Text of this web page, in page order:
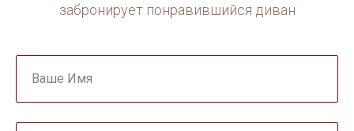
забронирует понравившийся диван
Ваше Имя